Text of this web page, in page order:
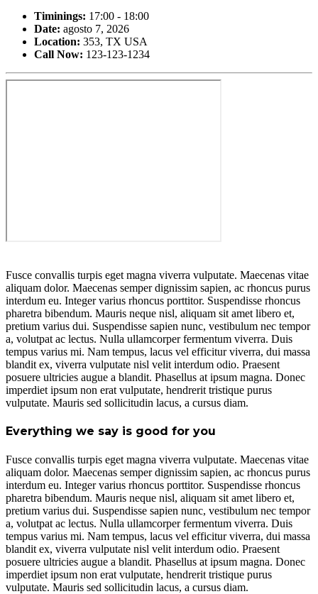
Timinings: 17:00 - 18:00
Date: agosto 7, 2026
Location: 353, TX USA
Call Now: 123-123-1234
Fusce convallis turpis eget magna viverra vulputate. Maecenas vitae
aliquam dolor. Maecenas semper dignissim sapien, ac rhoncus purus
interdum eu. Integer varius rhoncus porttitor. Suspendisse rhoncus
pharetra bibendum. Mauris neque nisl, aliquam sit amet libero et,
pretium varius dui. Suspendisse sapien nunc, vestibulum nec tempor
a, volutpat ac lectus. Nulla ullamcorper fermentum viverra. Duis
tempus varius mi. Nam tempus, lacus vel efficitur viverra, dui massa
blandit ex, viverra vulputate nisl velit interdum odio. Praesent
posuere ultricies augue a blandit. Phasellus at ipsum magna. Donec
imperdiet ipsum non erat vulputate, hendrerit tristique purus
vulputate. Mauris sed sollicitudin lacus, a cursus diam.
Everything we say is good for you
Fusce convallis turpis eget magna viverra vulputate. Maecenas vitae
aliquam dolor. Maecenas semper dignissim sapien, ac rhoncus purus
interdum eu. Integer varius rhoncus porttitor. Suspendisse rhoncus
pharetra bibendum. Mauris neque nisl, aliquam sit amet libero et,
pretium varius dui. Suspendisse sapien nunc, vestibulum nec tempor
a, volutpat ac lectus. Nulla ullamcorper fermentum viverra. Duis
tempus varius mi. Nam tempus, lacus vel efficitur viverra, dui massa
blandit ex, viverra vulputate nisl velit interdum odio. Praesent
posuere ultricies augue a blandit. Phasellus at ipsum magna. Donec
imperdiet ipsum non erat vulputate, hendrerit tristique purus
vulputate. Mauris sed sollicitudin lacus, a cursus diam.